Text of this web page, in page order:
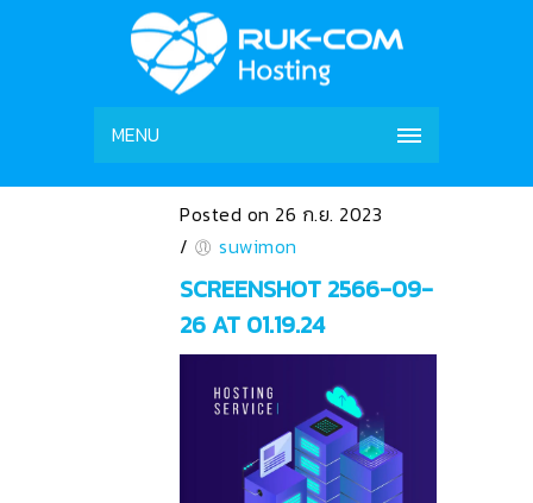
MENU
Posted on 26 ก.ย. 2023
/
suwimon
SCREENSHOT 2566-09-
26 AT 01.19.24